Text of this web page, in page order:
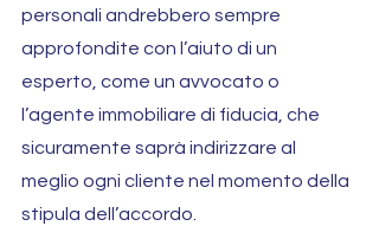
personali andrebbero sempre
approfondite con l’aiuto di un
esperto, come un avvocato o
l’agente immobiliare di fiducia, che
sicuramente saprà indirizzare al
meglio ogni cliente nel momento della
stipula dell’accordo.